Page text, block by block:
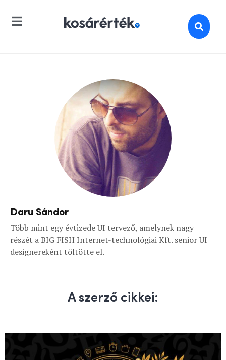
Daru Sándor
Több mint egy évtizede UI tervező, amelynek nagy
részét a BIG FISH Internet-technológiai Kft. senior UI
designereként töltötte el.
A szerző cikkei: